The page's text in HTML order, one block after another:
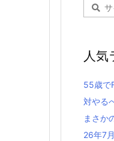
人気
55歳で
対やる
まさか
26年7